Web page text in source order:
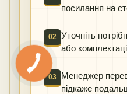
посилання на
02
Уточніть
або
03
Менеджер
підкаже